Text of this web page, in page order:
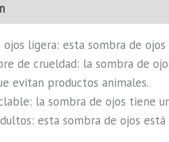
ojos ligera: esta sombra de
de crueldad: la sombra de
evitan productos animales.
la sombra de ojos tiene
esta sombra de ojos